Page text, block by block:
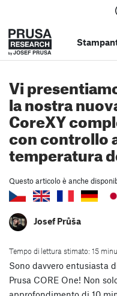
Vi
la nostra
CoreXY
con controllo
temperatura
Questo articolo è anche
Josef Průša
Tempo di lettura stimato: 15
Sono davvero entusiasta
Prusa CORE One! Non